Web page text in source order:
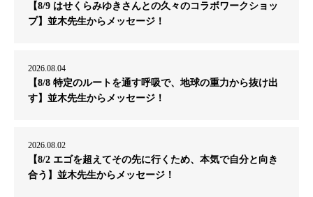
【8/9 はせくらみゆきさんとの久々のコラボワークショッ
プ】並木先生からメッセージ！
2026.08.04
【8/8 特定のルートを通す呼吸で、地球の重力から抜け出
す】並木先生からメッセージ！
2026.08.02
【8/2 エゴを超えてその先に行くため、本気で自分と向き
合う】並木先生からメッセージ！